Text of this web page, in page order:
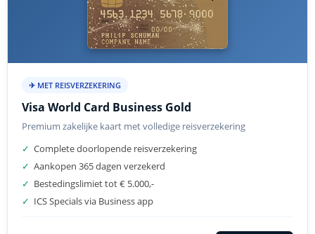
✈ MET REISVERZEKERING
Visa World Card Business Gold
Premium zakelijke kaart met volledige reisverzekering
✓ Complete doorlopende reisverzekering
✓ Aankopen 365 dagen verzekerd
✓ Bestedingslimiet tot € 5.000,-
✓ ICS Specials via Business app